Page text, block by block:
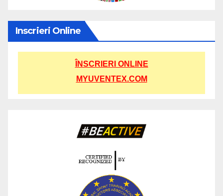
Inscrieri Online
ÎNSCRIERI ONLINE
MYUVENTEX.COM